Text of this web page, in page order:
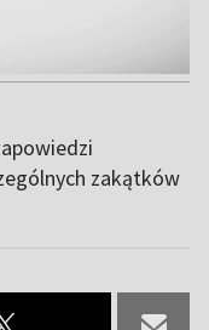
zakątków